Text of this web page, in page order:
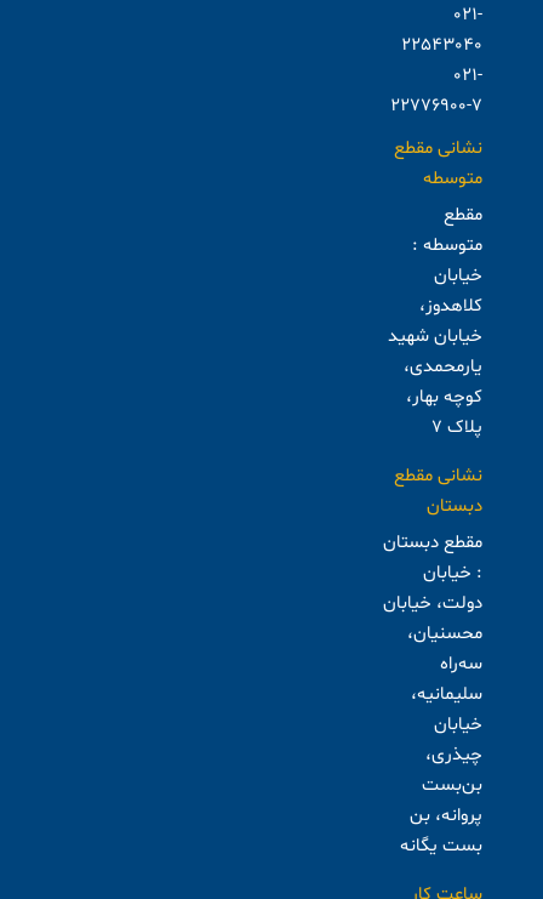
021-
22543040
021-
22776900-7
نشانی مقطع
متوسطه
مقطع
متوسطه :
خیابان
کلاهدوز،
خیابان شهید
یارمحمدی،
کوچه بهار،
پلاک ۷
نشانی مقطع
دبستان
مقطع دبستان
: خیابان
دولت، خیابان
محسنیان،
سه‌راه
سلیمانیه،
خیابان
چیذری،
بن‌بست
پروانه، بن
بست یگانه